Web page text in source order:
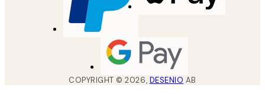
COPYRIGHT ©2026, DESENIO AB